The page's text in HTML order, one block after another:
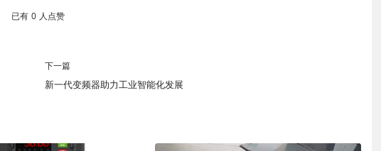
已有 0 人点赞
下一篇
新一代变频器助力工业智能化发展